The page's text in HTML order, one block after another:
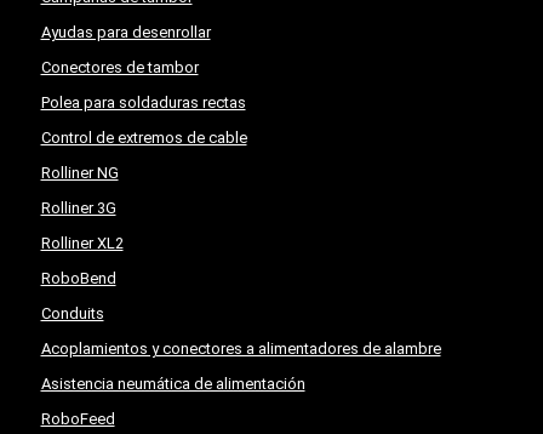
Ayudas para desenrollar
Conectores de tambor
Polea para soldaduras rectas
Control de extremos de cable
Rolliner NG
Rolliner 3G
Rolliner XL2
RoboBend
Conduits
Acoplamientos y conectores a alimentadores de alambre
Asistencia neumática de alimentación
RoboFeed